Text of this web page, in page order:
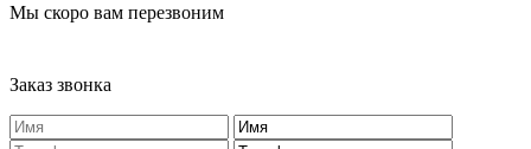
Мы скоро вам перезвоним
Заказ звонка